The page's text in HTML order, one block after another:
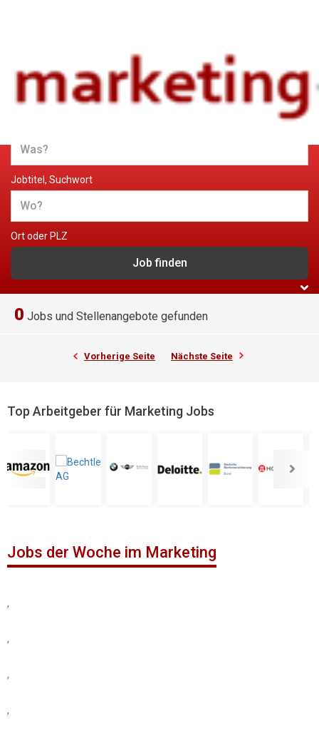
Jobs und Stellenangebote im
Marketing
Jobtitel, Suchwort
Ort oder PLZ
0 Jobs und Stellenangebote gefunden
Vorherige Seite Nächste Seite
Top Arbeitgeber für Marketing Jobs
Jobs der Woche im Marketing
,
,
,
,